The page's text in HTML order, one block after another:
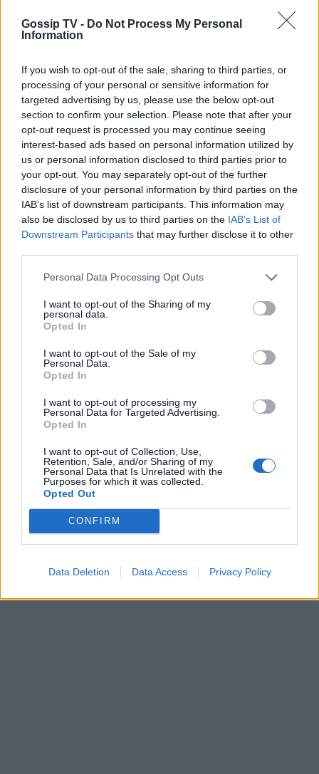
Gossip TV - Do Not Process My Personal
Information
If you wish to opt-out of the sale, sharing to third parties, or
processing of your personal or sensitive information for
targeted advertising by us, please use the below opt-out
section to confirm your selection. Please note that after your
opt-out request is processed you may continue seeing
interest-based ads based on personal information utilized by
us or personal information disclosed to third parties prior to
your opt-out. You may separately opt-out of the further
disclosure of your personal information by third parties on the
IAB’s list of downstream participants. This information may
also be disclosed by us to third parties on the IAB’s List of
Downstream Participants that may further disclose it to other
Personal Data Processing Opt Outs
I want to opt-out of the Sharing of my
personal data.
Opted In
I want to opt-out of the Sale of my
Personal Data.
Opted In
I want to opt-out of processing my
Personal Data for Targeted Advertising.
Opted In
I want to opt-out of Collection, Use,
Retention, Sale, and/or Sharing of my
Personal Data that Is Unrelated with the
Purposes for which it was collected.
Opted Out
CONFIRM
Data Deletion Data Access Privacy Policy